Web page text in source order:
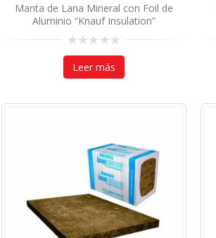
Manta de Lana Mineral con Foil de
Aluminio “Knauf Insulation”
0
outLeer más